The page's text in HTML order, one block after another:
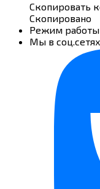
Скопировать
Скопировано
Режим работы
Мы в соц.сетях